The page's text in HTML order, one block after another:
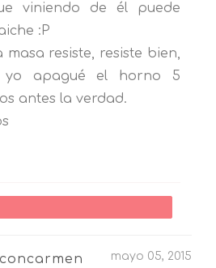
viniendo de él puede
:P
masa resiste, resiste bien,
yo apagué el horno 5
antes la verdad.
mayo 05, 2015